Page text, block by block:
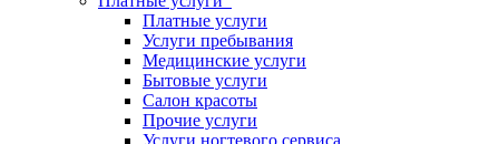
Платные услуги
Услуги пребывания
Медицинские услуги
Бытовые услуги
Салон красоты
Прочие услуги